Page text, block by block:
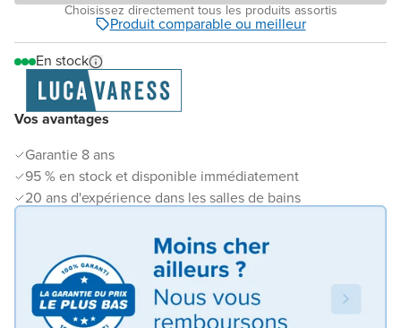
Vos avantages
Garantie 8 ans
95 % en stock et disponible immédiatement
20 ans d'expérience dans les salles de bains
Choisissez directement tous les produits assortis
Produit comparable ou meilleur
En stock